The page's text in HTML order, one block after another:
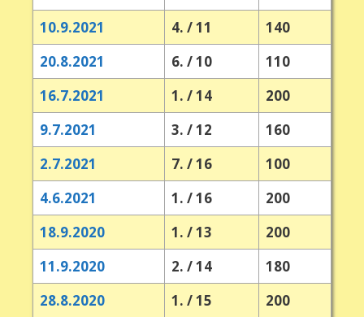
10.9.2021
4. / 11
140
20.8.2021
6. / 10
110
16.7.2021
1. / 14
200
9.7.2021
3. / 12
160
2.7.2021
7. / 16
100
4.6.2021
1. / 16
200
18.9.2020
1. / 13
200
11.9.2020
2. / 14
180
28.8.2020
1. / 15 200